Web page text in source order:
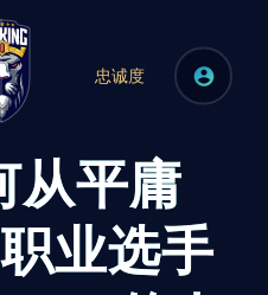
忠诚度
从平庸
业选手